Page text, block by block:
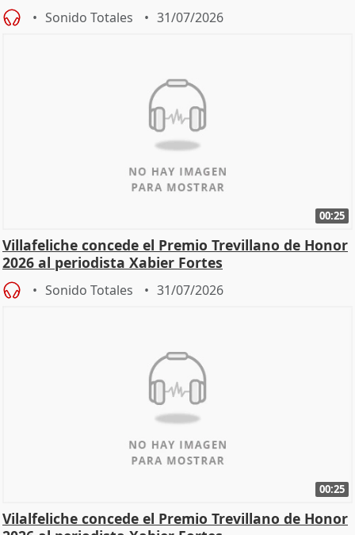
Sonido Totales 31/07/2026
00:25
Villafeliche concede el Premio Trevillano de Honor
2026 al periodista Xabier Fortes
Sonido Totales 31/07/2026
00:25
Vilalfeliche concede el Premio Trevillano de Honor